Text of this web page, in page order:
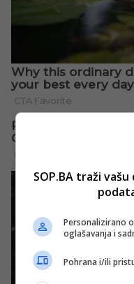
SOP.BA traži
Personalizirano
oglašavanja i
Pohrana i/ili